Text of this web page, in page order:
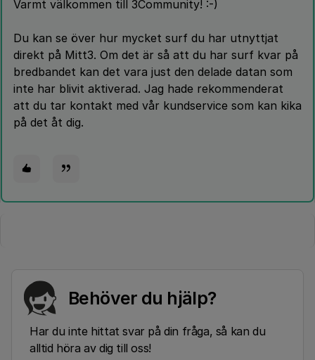
Varmt välkommen till 3Community! :-)
Du kan se över hur mycket surf du har utnyttjat
direkt på Mitt3. Om det är så att du har surf kvar på
bredbandet kan det vara just den delade datan som
inte har blivit aktiverad. Jag hade rekommenderat
att du tar kontakt med vår kundservice som kan kika
på det åt dig.
Behöver du hjälp?
Har du inte hittat svar på din fråga, så kan du
alltid höra av dig till oss!